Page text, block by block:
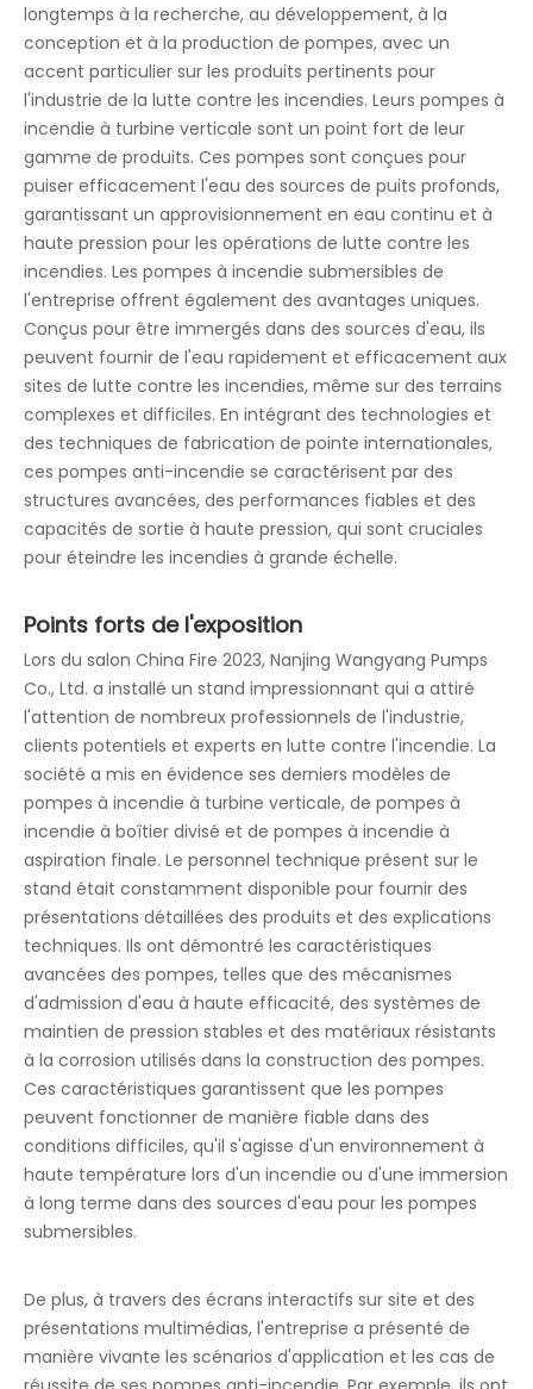
longtemps à la recherche, au développement, à la
conception et à la production de pompes, avec un
accent particulier sur les produits pertinents pour
l'industrie de la lutte contre les incendies. Leurs pompes à
incendie à turbine verticale sont un point fort de leur
gamme de produits. Ces pompes sont conçues pour
puiser efficacement l'eau des sources de puits profonds,
garantissant un approvisionnement en eau continu et à
haute pression pour les opérations de lutte contre les
incendies. Les pompes à incendie submersibles de
l'entreprise offrent également des avantages uniques.
Conçus pour être immergés dans des sources d'eau, ils
peuvent fournir de l'eau rapidement et efficacement aux
sites de lutte contre les incendies, même sur des terrains
complexes et difficiles. En intégrant des technologies et
des techniques de fabrication de pointe internationales,
ces pompes anti-incendie se caractérisent par des
structures avancées, des performances fiables et des
capacités de sortie à haute pression, qui sont cruciales
pour éteindre les incendies à grande échelle.
Points forts de l'exposition
Lors du salon China Fire 2023, Nanjing Wangyang Pumps
Co., Ltd. a installé un stand impressionnant qui a attiré
l'attention de nombreux professionnels de l'industrie,
clients potentiels et experts en lutte contre l'incendie. La
société a mis en évidence ses derniers modèles de
pompes à incendie à turbine verticale, de pompes à
incendie à boîtier divisé et de pompes à incendie à
aspiration finale. Le personnel technique présent sur le
stand était constamment disponible pour fournir des
présentations détaillées des produits et des explications
techniques. Ils ont démontré les caractéristiques
avancées des pompes, telles que des mécanismes
d'admission d'eau à haute efficacité, des systèmes de
maintien de pression stables et des matériaux résistants
à la corrosion utilisés dans la construction des pompes.
Ces caractéristiques garantissent que les pompes
peuvent fonctionner de manière fiable dans des
conditions difficiles, qu'il s'agisse d'un environnement à
haute température lors d'un incendie ou d'une immersion
à long terme dans des sources d'eau pour les pompes
submersibles.
De plus, à travers des écrans interactifs sur site et des
présentations multimédias, l'entreprise a présenté de
manière vivante les scénarios d'application et les cas de